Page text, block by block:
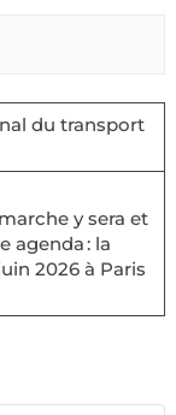
du transport
y sera et
agenda : la
2026 à Paris